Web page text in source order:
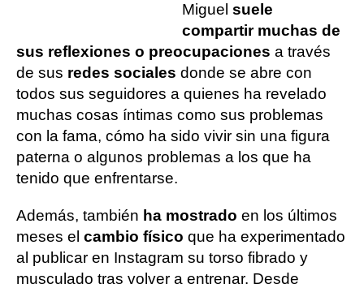
Miguel suele
compartir muchas de
sus reflexiones o preocupaciones a través
de sus redes sociales donde se abre con
todos sus seguidores a quienes ha revelado
muchas cosas íntimas como sus problemas
con la fama, cómo ha sido vivir sin una figura
paterna o algunos problemas a los que ha
tenido que enfrentarse.
Además, también ha mostrado en los últimos
meses el cambio físico que ha experimentado
al publicar en Instagram su torso fibrado y
musculado tras volver a entrenar. Desde